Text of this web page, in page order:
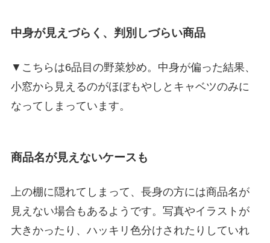
中身が見えづらく、判別しづらい商品
▼こちらは6品目の野菜炒め。中身が偏った結果、
小窓から見えるのがほぼもやしとキャベツのみに
なってしまっています。
商品名が見えないケースも
上の棚に隠れてしまって、長身の方には商品名が
見えない場合もあるようです。写真やイラストが
大きかったり、ハッキリ色分けされたりしていれ